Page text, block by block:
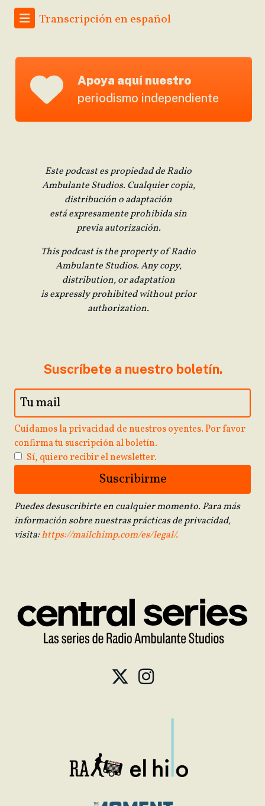
Transcripción en español
Apoya aquí nuestro
periodismo independiente
Este podcast es propiedad de Radio
Ambulante Studios. Cualquier copia,
distribución o adaptación
está expresamente prohibida sin
previa autorización.
This podcast is the property of Radio
Ambulante Studios. Any copy,
distribution, or adaptation
is expressly prohibited without prior
authorization.
Suscríbete a nuestro boletín.
Cuidamos la privacidad de nuestros oyentes. Por favor
confirma tu suscripción al boletín.
Sí, quiero recibir el newsletter.
Puedes desuscribirte en cualquier momento. Para más
información sobre nuestras prácticas de privacidad,
visita:https://mailchimp.com/es/legal/.